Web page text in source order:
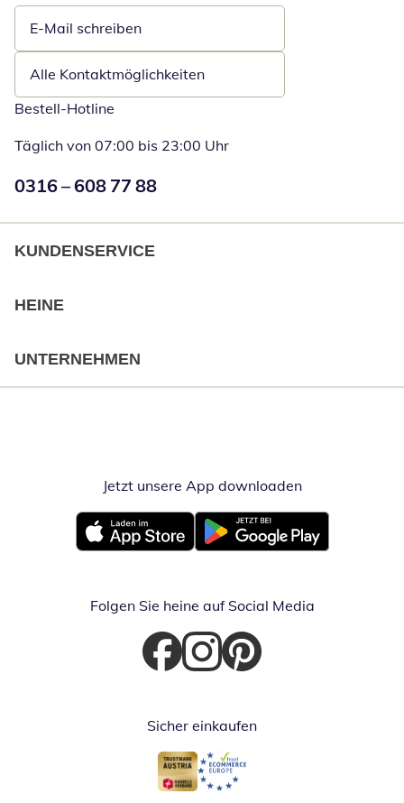
E-Mail schreiben
Öffnet E-Mail-Client
Alle Kontaktmöglichkeiten
Bestell-Hotline
Täglich von 07:00 bis 23:00 Uhr
Numéro de téléphone:
0316 – 608 77 88
KUNDENSERVICE
HEINE
UNTERNEHMEN
Jetzt unsere App downloadenÖffnet in
Öffnet in neuem FensterÖffnet in neuem Fenster
Folgen Sie heine auf Social Media
Öffnet in neuem Fenster
Öffnet in neuem Fenster
Öffnet in neuem Fenster
Sicher einkaufen
Öffnet in neuem Fenster
Öffnet in neuem Fenster